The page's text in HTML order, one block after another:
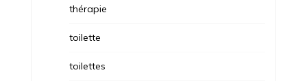
thérapie
toilette
toilettes